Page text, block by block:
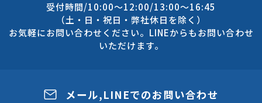
受付時間/10:00～12:00/13:00～16:45
（土・日・祝日・弊社休日を除く）
お気軽にお問い合わせください。LINEからもお問い合わせ
いただけます。
メール,LINEでのお問い合わせ